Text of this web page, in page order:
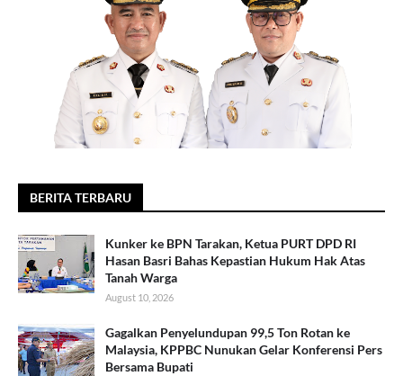
BERITA TERBARU
Kunker ke BPN Tarakan, Ketua PURT DPD RI
Hasan Basri Bahas Kepastian Hukum Hak Atas
Tanah Warga
August 10, 2026
Gagalkan Penyelundupan 99,5 Ton Rotan ke
Malaysia, KPPBC Nunukan Gelar Konferensi Pers
Bersama Bupati